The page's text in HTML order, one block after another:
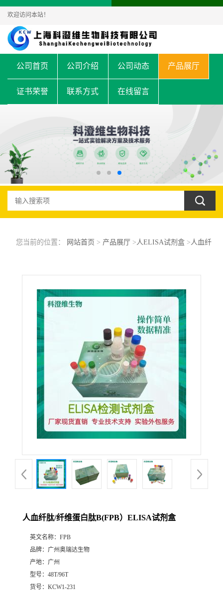
欢迎访问本站！
公司首页 公司介绍 公司动态 产品展厅
证书荣誉 联系方式 在线留言
您当前的位置： 网站首页 > 产品展厅> 人ELISA试剂盒> 人血纤
人血纤肽/纤维蛋白肽B(FPB）ELISA试剂盒
英文名称： FPB
品牌： 广州奥瑞达生物
产地： 广州
型号： 48T/96T
货号： KCW1-231